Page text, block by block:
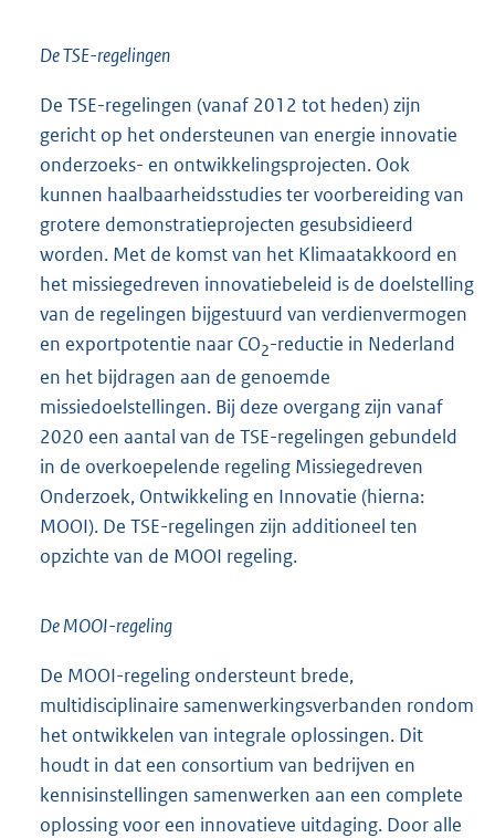
De TSE-regelingen
De TSE-regelingen (vanaf 2012 tot heden) zijn
gericht op het ondersteunen van energie innovatie
onderzoeks- en ontwikkelingsprojecten. Ook
kunnen haalbaarheidsstudies ter voorbereiding van
grotere demonstratieprojecten gesubsidieerd
worden. Met de komst van het Klimaatakkoord en
het missiegedreven innovatiebeleid is de doelstelling
van de regelingen bijgestuurd van verdienvermogen
en exportpotentie naar CO2-reductie in Nederland
en het bijdragen aan de genoemde
missiedoelstellingen. Bij deze overgang zijn vanaf
2020 een aantal van de TSE-regelingen gebundeld
in de overkoepelende regeling Missiegedreven
Onderzoek, Ontwikkeling en Innovatie (hierna:
MOOI). De TSE-regelingen zijn additioneel ten
opzichte van de MOOI regeling.
De MOOI-regeling
De MOOI-regeling ondersteunt brede,
multidisciplinaire samenwerkingsverbanden rondom
het ontwikkelen van integrale oplossingen. Dit
houdt in dat een consortium van bedrijven en
kennisinstellingen samenwerken aan een complete
oplossing voor een innovatieve uitdaging. Door alle